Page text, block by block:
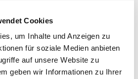
Cookies
um Inhalte und Anzeigen zu
für soziale Medien anbieten
auf unsere Website zu
geben wir Informationen zu Ihrer
Kundenbewertungen am Beispiel von